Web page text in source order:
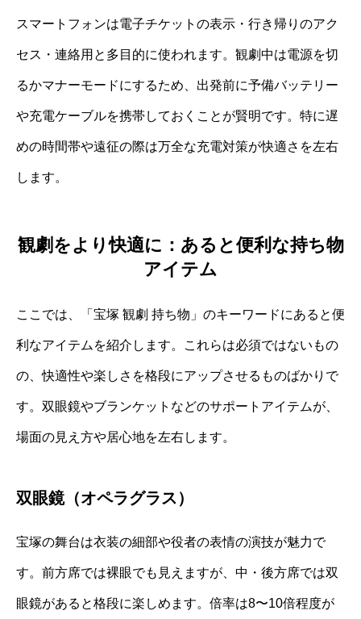
スマートフォンは電子チケットの表示・行き帰りのアク
セス・連絡用と多目的に使われます。観劇中は電源を切
るかマナーモードにするため、出発前に予備バッテリー
や充電ケーブルを携帯しておくことが賢明です。特に遅
めの時間帯や遠征の際は万全な充電対策が快適さを左右
します。
観劇をより快適に：あると便利な持ち物
アイテム
ここでは、「宝塚 観劇 持ち物」のキーワードにあると便
利なアイテムを紹介します。これらは必須ではないもの
の、快適性や楽しさを格段にアップさせるものばかりで
す。双眼鏡やブランケットなどのサポートアイテムが、
場面の見え方や居心地を左右します。
双眼鏡（オペラグラス）
宝塚の舞台は衣装の細部や役者の表情の演技が魅力で
す。前方席では裸眼でも見えますが、中・後方席では双
眼鏡があると格段に楽しめます。倍率は8〜10倍程度が